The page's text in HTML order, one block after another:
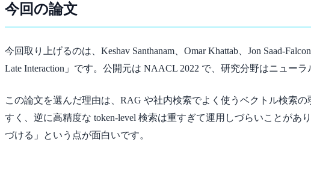
今回の論文
今回取り上げるのは、Keshav Santhanam、Omar Khattab、Jon Saad-
Late Interaction」です。公開元は NAACL 2022 で、研究分野はニュー
この論文を選んだ理由は、RAG や社内検索でよく使うベクトル検索
すく、逆に高精度な token-level 検索は重すぎて運用しづらいことが
づける」という点が面白いです。